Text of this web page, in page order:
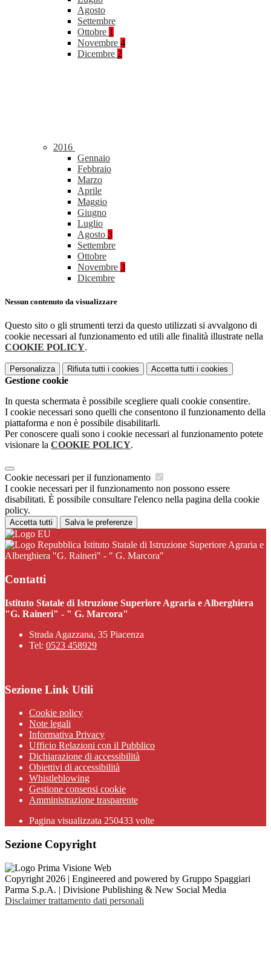
Agosto
Settembre
Ottobre 1
Novembre 4
Dicembre 2
2016
Gennaio
Febbraio
Marzo
Aprile
Maggio
Giugno
Luglio
Agosto 3
Settembre
Ottobre
Novembre 3
Dicembre
Nessun contenuto da visualizzare
Questo sito o gli strumenti terzi da questo utilizzati si avvalgono di
cookie necessari al funzionamento ed utili alle finalità illustrate nella
COOKIE POLICY.
Personalizza Rifiuta tutti i cookies Accetta tutti i cookies
Gestione cookie
In questa schermata è possibile scegliere quali cookie consentire.
I cookie necessari sono quelli che consentono il funzionamento della
piattaforma e non è possibile disabilitarli.
Per conoscere quali sono i cookie necessari al funzionamento potete
visionare la COOKIE POLICY.
Cookie necessari per il funzionamento
I cookie necessari per il funzionamento non possono essere
disabilitati. È possibile consultare l'elenco nella pagina della cookie
policy.
Accetta tutti Salva le preferenze
Istituto Statale di Istruzione Superiore Agraria e
Alberghiera "G. Raineri" - " G. Marcora"
Contatti
Istituto Statale di Istruzione Superiore Agraria e Alberghiera
"G. Raineri" - " G. Marcora"
Strada Agazzana, 35 Piacenza
Tel: 0523 458929
Sezione Link Utili
Cookie policy
Note legali
Informativa Privacy
Ufficio Relazioni con il Pubblico
Dichiarazione di accessibilità
Obiettivi di accessibilità
Whistleblowing
Gestione consensi cookie
Amministrazione trasparente
Pagina visualizzata 250433 volte
Sezione Copyright
Copyright 2026 | Engineered and powered by Gruppo Spaggiari
Parma S.p.A. | Divisione Publishing & New Social Media
Disclaimer trattamento dati personali